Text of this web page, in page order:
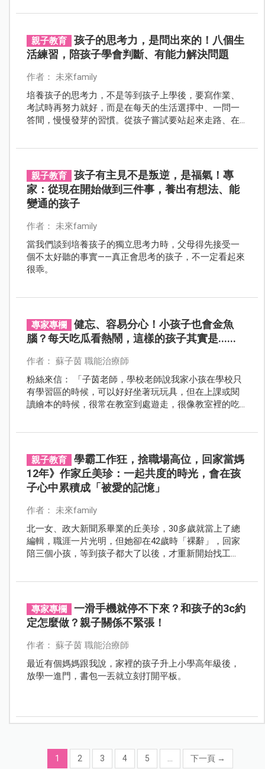
親子教育
孩子的思考力，是問出來的！八個生
活練習，陪孩子學會判斷、有能力解決問題
作者： 未來family
培養孩子的思考力，不是等到孩子上學後，要寫作業、
考試時再努力就好，而是在每天的生活選擇中、一問一
答間，慢慢發芽的習慣。從孩子嘗試要站起來走路、在
親子教育
孩子有主見不是叛逆，是福氣！專
家：從現在開始做到三件事，養出有想法、能
變通的孩子
作者： 未來family
當我們談到培養孩子的獨立思考力時，父母得先接受一
個不太好聽的事實——真正會思考的孩子，不一定看起來
很乖。
專家專欄
健忘、容易分心！小孩子也會金魚
腦？每天吃瓜看熱鬧，這樣的孩子其實是......
作者： 蘇子茵 職能治療師
粉絲來信： 「子茵老師，學校老師說我家小孩在學校只
有學習區的時候，可以好好坐著玩玩具，但在上課或閱
讀繪本的時候，很常在教室到處遊走，很像教室裡的吃
親子教育
學霸工作狂，捨職場高位，回家當媽
12年》作家丘美珍：一起共度的時光，會在孩
子心中累積成「被愛的記憶」
作者： 未來family
北一女、政大新聞系畢業的丘美珍，30多歲就當上了總
編輯，職涯一片光明，但她卻在42歲時「裸辭」，回家
陪三個小孩，等到孩子都大了以後，才重新開始找工
專家專欄
一滑手機就停不下來？和孩子的3c約
定怎麼做？親子關係不緊張！
作者： 蘇子茵 職能治療師
最近有個媽媽跟我說，家裡的孩子升上小學高年級後，
放學一進門，書包一丟就立刻打開平板。
1 2 3 4 5 下一頁 →